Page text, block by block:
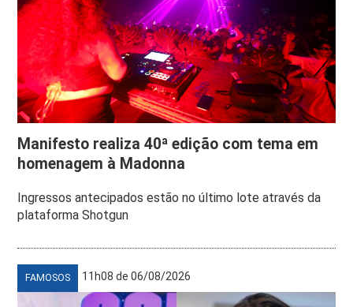
Manifesto realiza 40ª edição com tema em
homenagem à Madonna
Ingressos antecipados estão no último lote através da
plataforma Shotgun
FAMOSOS 11h08 de 06/08/2026